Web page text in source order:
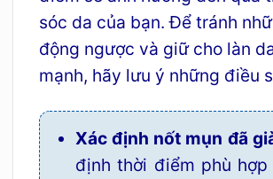
sóc da của bạn. Để tránh
động ngược và giữ cho làn
mạnh, hãy lưu ý những điều
Xác định nốt mụn đã
định thời điểm phù